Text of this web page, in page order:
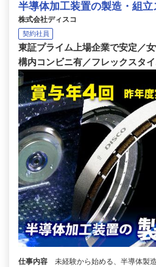
半導体加工装置の製造・組立
株式会社ディスコ
契約社員
東証プライム上場企業で安定／
構内コンビニ有／フレックスタ
仕事内容
未経験から始める、半導体製